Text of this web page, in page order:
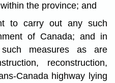
the province; and
to carry out any such
of Canada; and in
measures as are
reconstruction,
Canada highway lying